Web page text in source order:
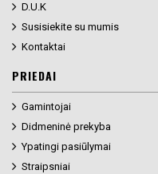
D.U.K
Susisiekite su mumis
Kontaktai
PRIEDAI
Gamintojai
Didmeninė prekyba
Ypatingi pasiūlymai
Straipsniai